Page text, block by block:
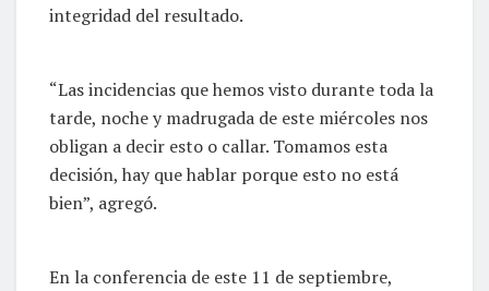
integridad del resultado.
“Las incidencias que hemos visto durante toda la
tarde, noche y madrugada de este miércoles nos
obligan a decir esto o callar. Tomamos esta
decisión, hay que hablar porque esto no está
bien”, agregó.
En la conferencia de este 11 de septiembre,